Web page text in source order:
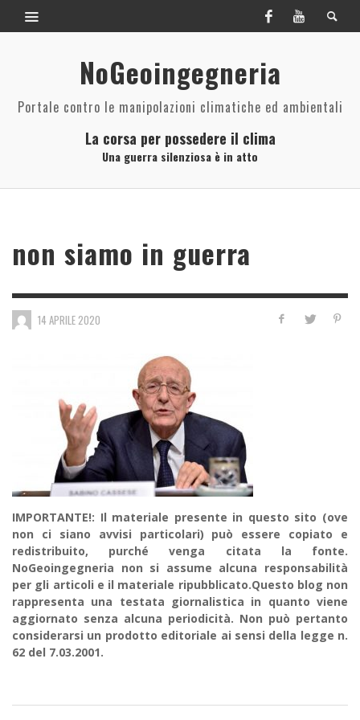
NoGeoingegneria
Portale contro le manipolazioni climatiche ed ambientali
La corsa per possedere il clima
Una guerra silenziosa è in atto
non siamo in guerra
14 APRILE 2020
IMPORTANTE!: Il materiale presente in questo sito (ove
non ci siano avvisi particolari) può essere copiato e
redistribuito, purché venga citata la fonte.
NoGeoingegneria non si assume alcuna responsabilità
per gli articoli e il materiale ripubblicato.Questo blog non
rappresenta una testata giornalistica in quanto viene
aggiornato senza alcuna periodicità. Non può pertanto
considerarsi un prodotto editoriale ai sensi della legge n.
62 del 7.03.2001.